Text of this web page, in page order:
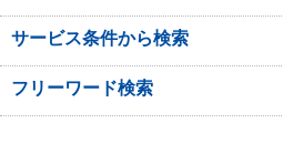
サービス条件から検索
フリーワード検索